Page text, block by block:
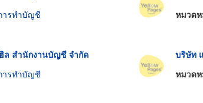
ารทำบัญชี
หมวด
ล สำนักงานบัญชี จำกัด
ารทำบัญชี
บริษัท
หมวด